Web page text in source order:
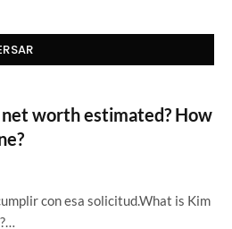
worth estimated? How
con esa solicitud.What is Kim